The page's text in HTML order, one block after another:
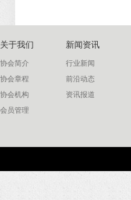
关于我们
协会简介
协会章程
协会机构
会员管理
新闻资讯
行业新闻
前沿动态
资讯报道
联系我们